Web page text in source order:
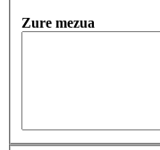
Zure mezua